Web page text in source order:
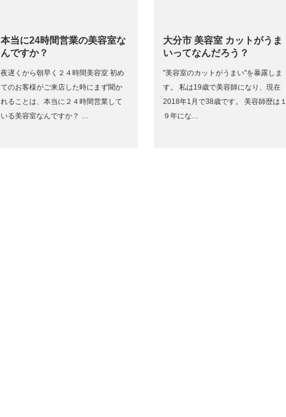
本当に24時間営業の美容室な
んですか？
夜遅くから朝早く２４時間美容室 初め
てのお客様がご来店した時にまず聞か
れることは、本当に２４時間営業して
いる美容室なんですか？ …
大分市 美容室 カットがうま
いってなんだろう？
"美容室のカットがうまい"を暴露しま
す。 私は19歳で美容師になり、現在
2018年1月で38歳です。 美容師歴は１
９年にな…